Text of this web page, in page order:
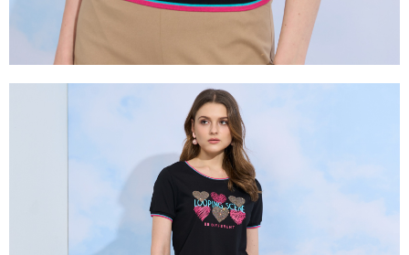
４．使用「AFTEE先享後付」時，將依據個別帳號之用戶狀況，依本公司即
時審查核予不同之上限額度；若仍有額度不足之情形，本公司將視審查結果
請求用戶進行身份認證。
５．嚴禁一人註冊多個帳號或使用他人資訊註冊。若發現惡意使用之情形，